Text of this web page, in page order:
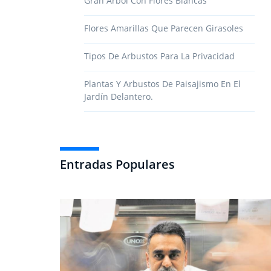
Flores Amarillas Que Parecen Girasoles
Tipos De Arbustos Para La Privacidad
Plantas Y Arbustos De Paisajismo En El
Jardín Delantero.
Entradas Populares